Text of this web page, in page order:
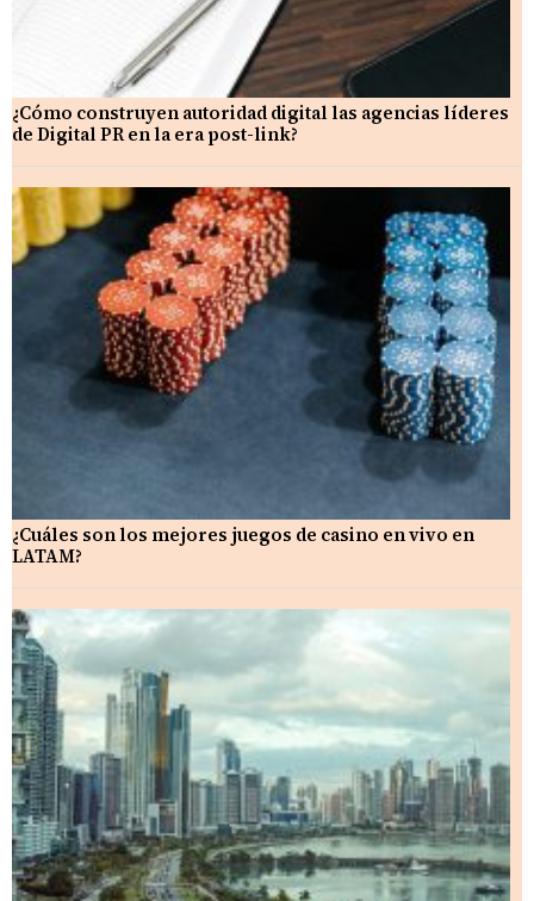
¿Cómo construyen autoridad digital las agencias líderes
de Digital PR en la era post-link?
¿Cuáles son los mejores juegos de casino en vivo en
LATAM?